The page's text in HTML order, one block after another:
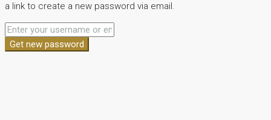
a link to create a new password via email.
Get new password